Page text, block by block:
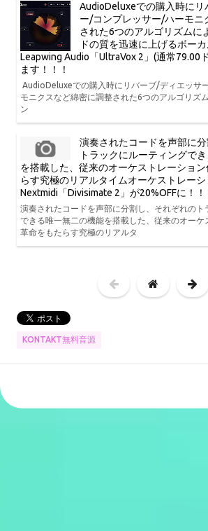
AudioDeluxeでの購入時に
ー/コンプレッサー/ハーモニ
された6つのアルゴリズムに
ドの質を迅速に上げるボー
Leapwing Audio「UltraVox 2」(通常79.00
ます！！！
AudioDeluxeでの購入時にリバーブ/ディエッサ
モニクスなど綿密に調整された6つのアルゴリズ
ン
演奏されたコードを声部に
トラックにルーティングで
を搭載した、従来のオーケストレーショ
らす究極のリアルタイムオーケストレー
Nextmidi「Divisimate 2」が20%OFFに！！
演奏されたコードを声部に分割し、それぞれのト
できる唯一無二の機能を搭載した、従来のオーケ
革命をもたらす究極のリアルタ
KONTAKT無料音源